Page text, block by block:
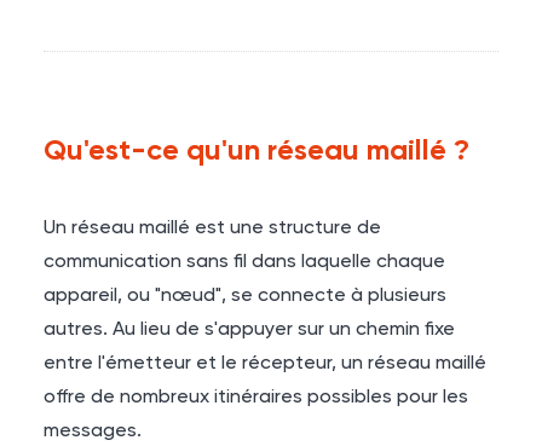
Qu'est-ce qu'un réseau maillé ?
Un réseau maillé est une structure de
communication sans fil dans laquelle chaque
appareil, ou "nœud", se connecte à plusieurs
autres. Au lieu de s'appuyer sur un chemin fixe
entre l'émetteur et le récepteur, un réseau maillé
offre de nombreux itinéraires possibles pour les
messages.